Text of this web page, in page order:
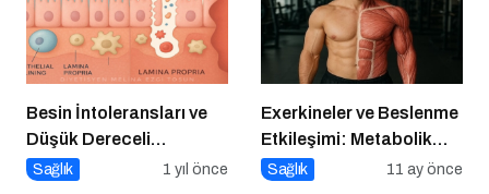
Besin İntoleransları ve
Düşük Dereceli
Enflamasyonun Kronik
Sağlık 1 yıl önce
Exerkineler ve Beslenme
Etkileşimi: Metabolik
Sağlıkta Yeni Bir
Sağlık 11 ay önce